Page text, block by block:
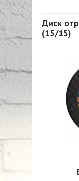
Диск
(15/15)